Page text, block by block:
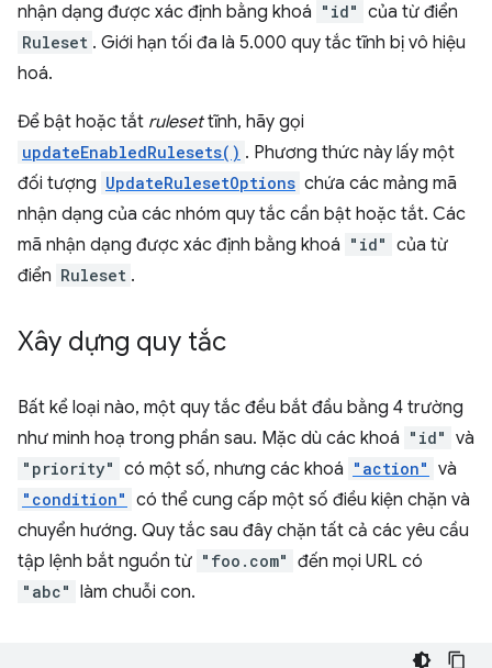
nhận dạng được xác định bằng khoá "id" của từ điển
Ruleset . Giới hạn tối đa là 5.000 quy tắc tĩnh bị vô hiệu
hoá.
Để bật hoặc tắt rulesettĩnh, hãy gọi
updateEnabledRulesets() . Phương thức này lấy một
đối tượng UpdateRulesetOptions chứa các mảng mã
nhận dạng của các nhóm quy tắc cần bật hoặc tắt. Các
mã nhận dạng được xác định bằng khoá "id" của từ
điển Ruleset .
Xây dựng quy tắc
Bất kể loại nào, một quy tắc đều bắt đầu bằng 4 trường
như minh hoạ trong phần sau. Mặc dù các khoá "id" và
"priority" có một số, nhưng các khoá "action" và
"condition" có thể cung cấp một số điều kiện chặn và
chuyển hướng. Quy tắc sau đây chặn tất cả các yêu cầu
tập lệnh bắt nguồn từ "foo.com" đến mọi URL có
"abc" làm chuỗi con.